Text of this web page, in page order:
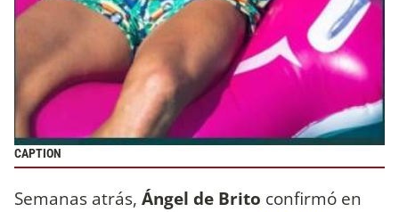
CAPTION
Semanas atrás, Ángel de Brito confirmó en